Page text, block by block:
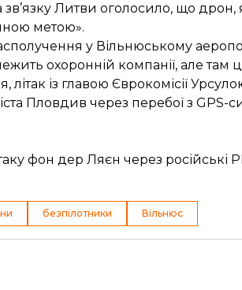
зв’язку Литви оголосило, що
метою».
у Вільнюському
охоронній компанії, але там
літак із главою Єврокомісії
Пловдив через перебої з
фон дер Ляєн через
безпілотники Вільнюс